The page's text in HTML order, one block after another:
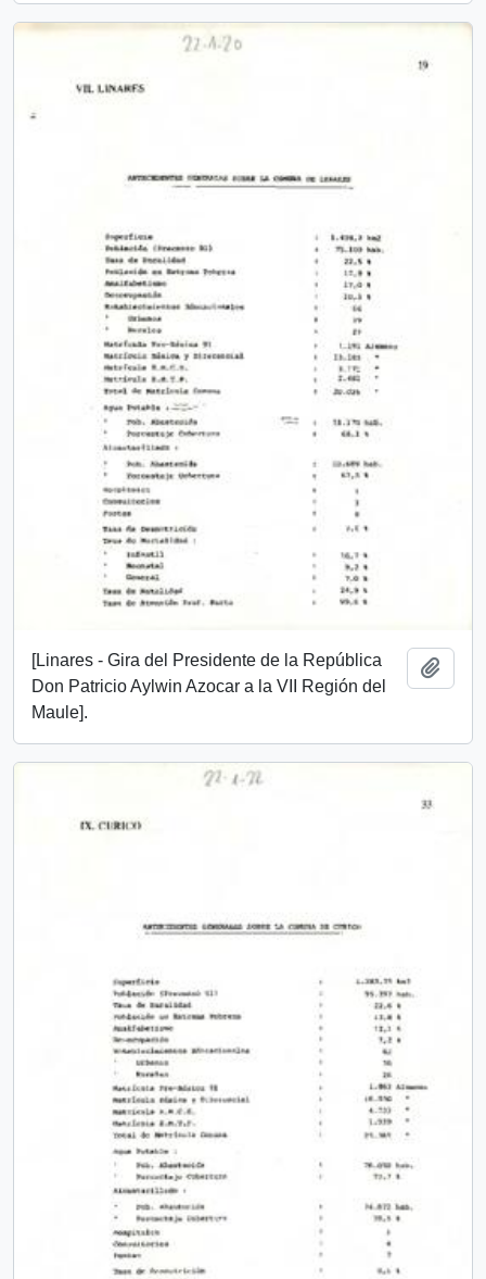
[Linares - Gira del Presidente de la República
Don Patricio Aylwin Azocar a la VII Región del
Maule].